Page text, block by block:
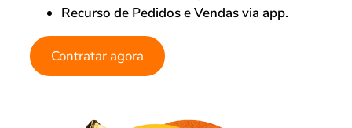
Recurso de Pedidos e Vendas via app.
Contratar agora